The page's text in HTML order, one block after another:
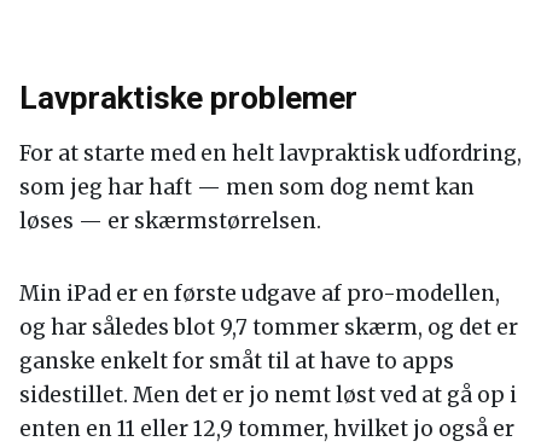
Lavpraktiske problemer
For at starte med en helt lavpraktisk udfordring,
som jeg har haft — men som dog nemt kan
løses — er skærmstørrelsen.
Min iPad er en første udgave af pro-modellen,
og har således blot 9,7 tommer skærm, og det er
ganske enkelt for småt til at have to apps
sidestillet. Men det er jo nemt løst ved at gå op i
enten en 11 eller 12,9 tommer, hvilket jo også er